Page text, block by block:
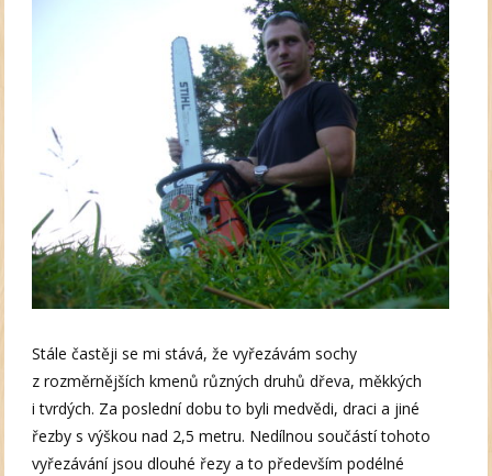
Stále častěji se mi stává, že vyřezávám sochy
z rozměrnějších kmenů různých druhů dřeva, měkkých
i tvrdých. Za poslední dobu to byli medvědi, draci a jiné
řezby s výškou nad 2,5 metru. Nedílnou součástí tohoto
vyřezávání jsou dlouhé řezy a to především podélné